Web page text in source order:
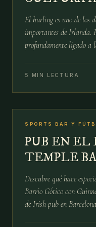
El hurling es uno de los
importantes de Irlanda.
profundamente ligado a
5 MIN LECTURA
15 ABR
SPORTS BAR Y
PUB EN EL
TEMPLE
Descubre qué hace
Barrio Gótico con
de Irish pub en